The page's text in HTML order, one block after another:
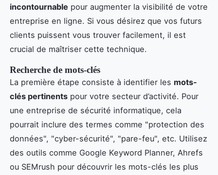
incontournable pour augmenter la visibilité de votre
entreprise en ligne. Si vous désirez que vos futurs
clients puissent vous trouver facilement, il est
crucial de maîtriser cette technique.
Recherche de mots-clés
La première étape consiste à identifier les mots-
clés pertinents pour votre secteur d’activité. Pour
une entreprise de sécurité informatique, cela
pourrait inclure des termes comme "protection des
données", "cyber-sécurité", "pare-feu", etc. Utilisez
des outils comme Google Keyword Planner, Ahrefs
ou SEMrush pour découvrir les mots-clés les plus